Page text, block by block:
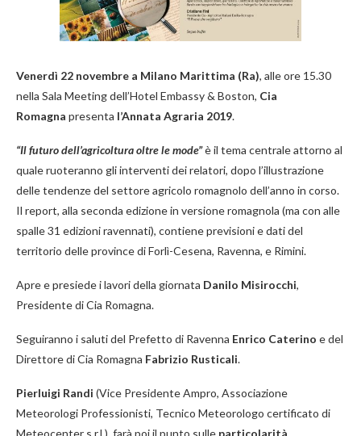
Venerdì 22 novembre a Milano Marittima (Ra), alle ore 15.30
nella Sala Meeting dell’Hotel Embassy & Boston, Cia
Romagna presenta l’Annata Agraria 2019.
“Il futuro dell’agricoltura oltre le mode”è il tema centrale attorno al
quale ruoteranno gli interventi dei relatori, dopo l’illustrazione
delle tendenze del settore agricolo romagnolo dell’anno in corso.
Il report, alla seconda edizione in versione romagnola (ma con alle
spalle 31 edizioni ravennati), contiene previsioni e dati del
territorio delle province di Forlì-Cesena, Ravenna, e Rimini.
Apre e presiede i lavori della giornata Danilo Misirocchi,
Presidente di Cia Romagna.
Seguiranno i saluti del Prefetto di Ravenna Enrico Caterino e del
Direttore di Cia Romagna Fabrizio Rusticali.
Pierluigi Randi (Vice Presidente Ampro, Associazione
Meteorologi Professionisti, Tecnico Meteorologo certificato di